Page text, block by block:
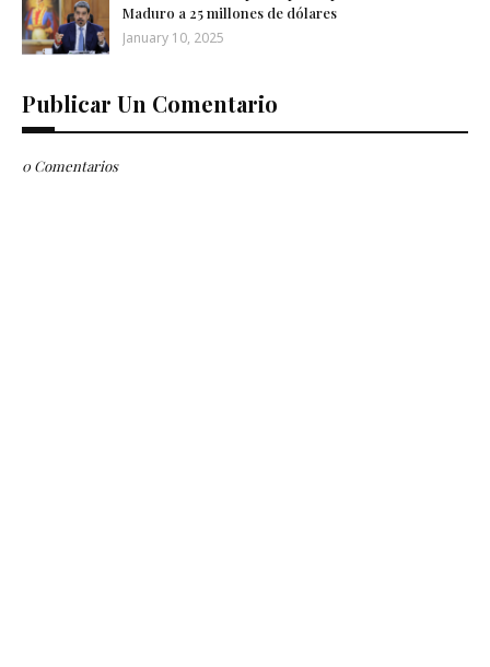
Maduro a 25 millones de dólares
January 10, 2025
Publicar Un Comentario
0 Comentarios